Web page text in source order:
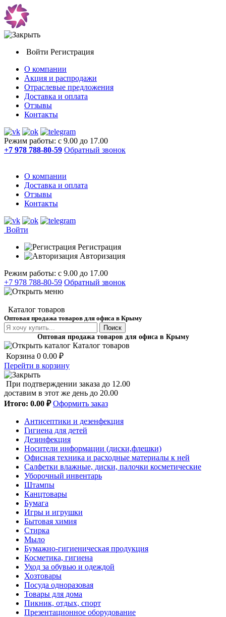
Войти Регистрация
О компании
Акция и распродажи
Отраслевые предложения
Доставка и оплата
Отзывы
Контакты
Режим работы: с 9.00 до 17.00
+7 978 788-80-59 Обратный звонок
О компании
Доставка и оплата
Отзывы
Контакты
Войти
Регистрация
Авторизация
Режим работы: с 9.00 до 17.00
+7 978 788-80-59 Обратный звонок
Каталог товаров
Оптовая продажа товаров для офиса в Крыму
Поиск
Оптовая продажа товаров для офиса в Крыму
Каталог товаров
Корзина 0 0.00 ₽
Перейти в корзину
При подтверждении заказа до 12.00
доставим в этот же день до 20.00
Итого: 0.00 ₽ Оформить заказ
Антисептики и дезенфекция
Гигиена для детей
Дезинфекция
Носители информации (диски,флешки)
Офисная техника и расходные материалы к ней
Салфетки влажные, диски, палочки косметические
Уборочный инвентарь
Штампы
Канцтовары
Бумага
Игры и игрушки
Бытовая химия
Стирка
Мыло
Бумажно-гигиеническая продукция
Косметика, гигиена
Уход за обувью и одеждой
Хозтовары
Посуда одноразовая
Товары для дома
Пикник, отдых, спорт
Презентационное оборудование